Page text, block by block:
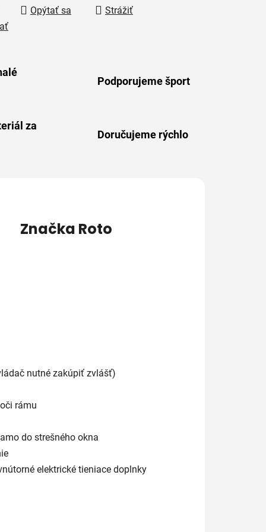
Opýtať sa
Strážiť
Podporujeme šport
za
Doručujeme rýchlo
Značka Roto
nutné zakúpiť zvlášť)
rámu
do strešného okna
elektrické tieniace doplnky